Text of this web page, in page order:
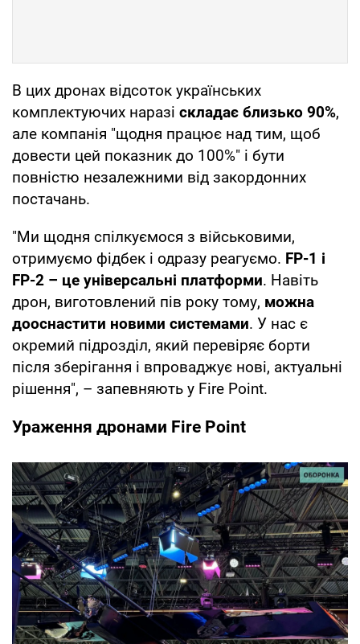
В цих дронах відсоток українських
комплектуючих наразі складає близько 90%,
але компанія "щодня працює над тим, щоб
довести цей показник до 100%" і бути
повністю незалежними від закордонних
постачань.
"Ми щодня спілкуємося з військовими,
отримуємо фідбек і одразу реагуємо. FP-1 і
FP-2 – це універсальні платформи. Навіть
дрон, виготовлений пів року тому, можна
дооснастити новими системами. У нас є
окремий підрозділ, який перевіряє борти
після зберігання і впроваджує нові, актуальні
рішення", – запевняють у Fire Point.
Ураження дронами Fire Point